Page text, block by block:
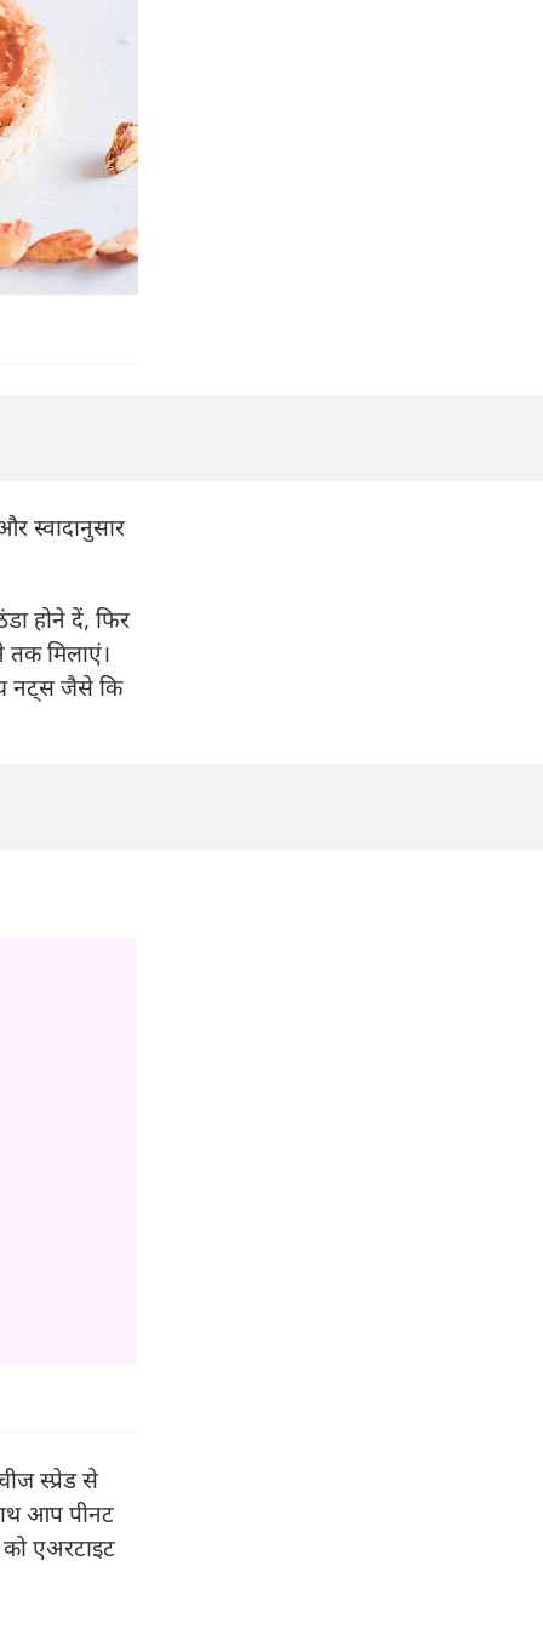
स्वादानुसार
होने दें, फिर
तक मिलाएं।
नट्स जैसे कि
स्प्रेड से
आप पीनट
एअरटाइट